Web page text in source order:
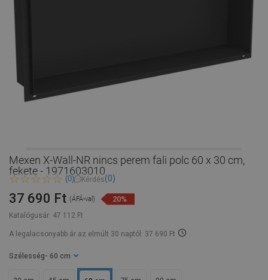
Mexen X-Wall-NR nincs perem fali polc 60 x 30 cm,
fekete - 1971603010
(0) Kérdés(0)
Katalógusár: 47 112 Ft
37 690 Ft (ÁFÁ-val) 20%
A legalacsonyabb ár az elmúlt 30 naptól: 37 690 Ft
Szélesség - 60 cm